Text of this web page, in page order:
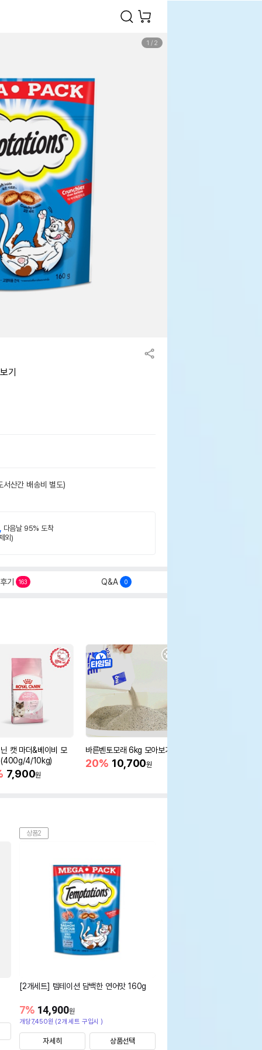
1 / 2
기
서산간 배송비 별도)
다음날 95% 도착
외)
후기 163 Q&A 0
캣 마더&베이비 모
(400g/4/10kg)
7,900원
바른벤토모래 6kg 모아보기
20% 10,700원
상품2
[2개세트] 템테이션 담백한 연어맛 160g
14,900원
7%
개당7,450원 (2개 세트 구입시 )
자세히 상품선택